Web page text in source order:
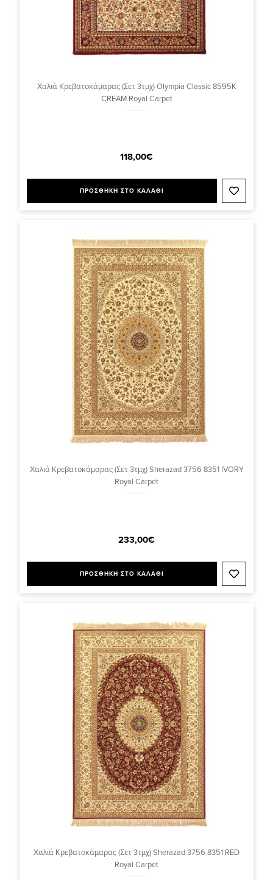
Χαλιά Κρεβατοκάμαρας (Σετ 3τμχ) Olympia Classic 8595K
CREAM Royal Carpet
118,00€
ΠΡΟΣΘΗΚΗ ΣΤΟ ΚΑΛΑΘΙ
Χαλιά Κρεβατοκάμαρας (Σετ 3τμχ) Sherazad 3756 8351 IVORY
Royal Carpet
233,00€
ΠΡΟΣΘΗΚΗ ΣΤΟ ΚΑΛΑΘΙ
Χαλιά Κρεβατοκάμαρας (Σετ 3τμχ) Sherazad 3756 8351 RED
Royal Carpet